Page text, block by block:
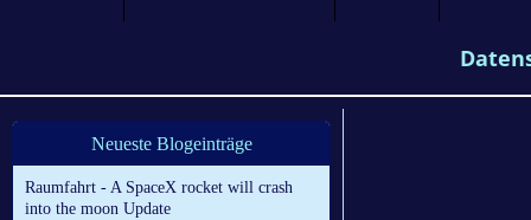
Neueste Blogeinträge
Raumfahrt - A SpaceX rocket will crash
into the moon Update